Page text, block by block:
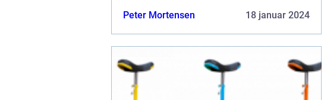
Peter Mortensen 18 januar 2024